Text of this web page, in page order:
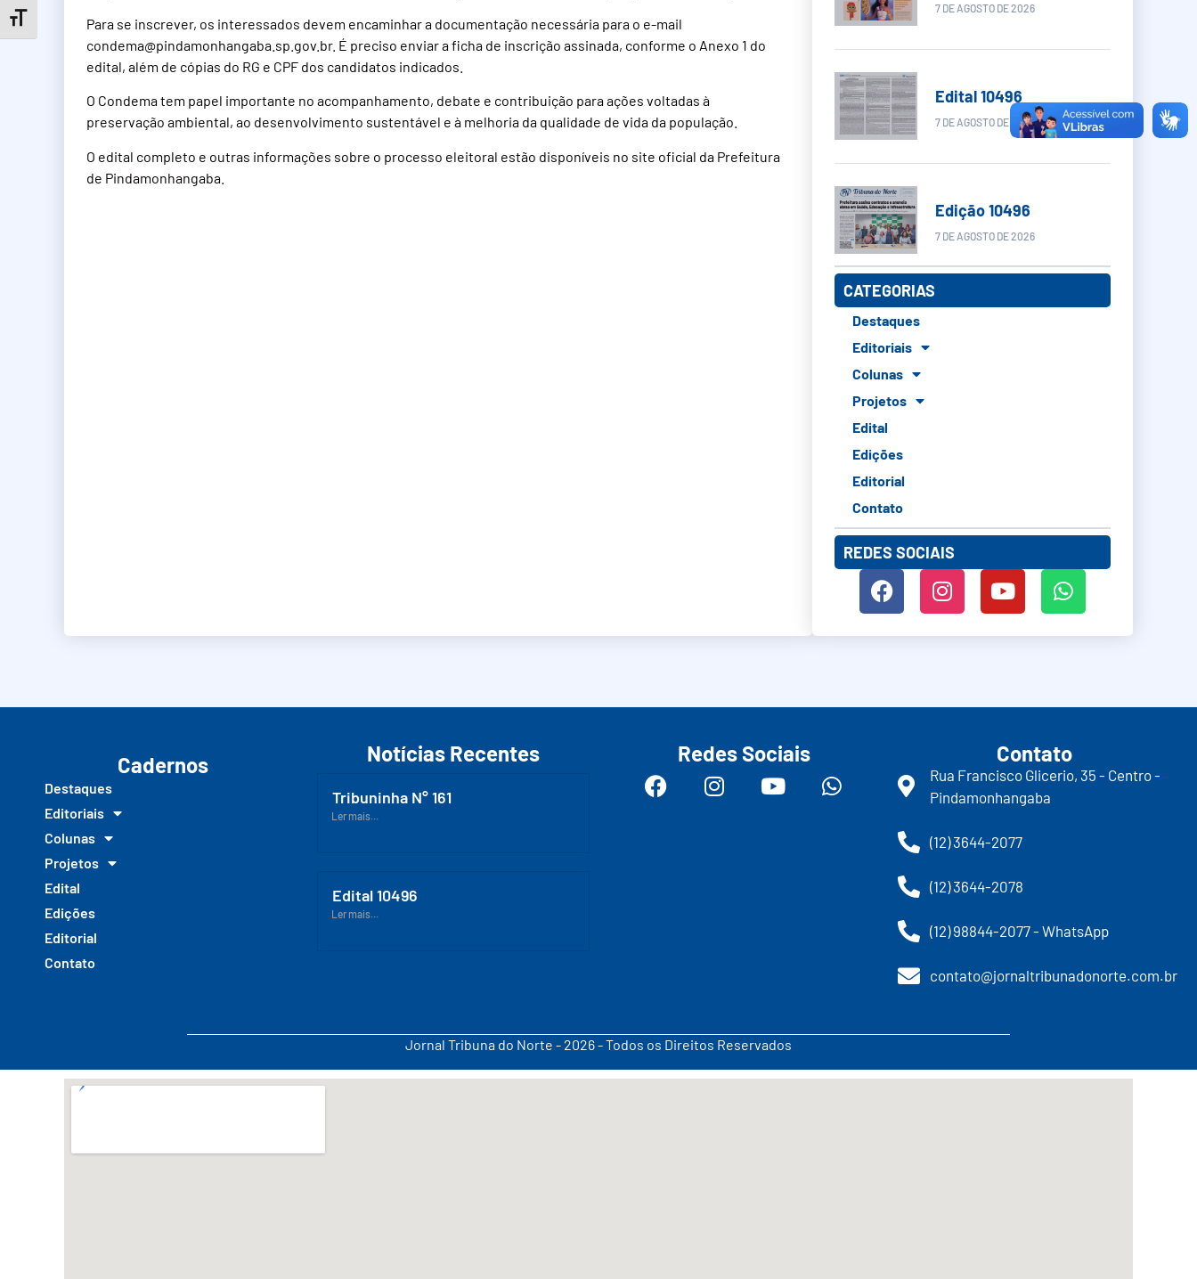
Toggle Font sizePara se inscrever, os interessados devem encaminhar a documentação necessária para o e-mail
condema@pindamonhangaba.sp.gov.br. É preciso enviar a ficha de inscrição assinada, conforme o Anexo 1 do
edital, além de cópias do RG e CPF dos candidatos indicados.
O Condema tem papel importante no acompanhamento, debate e contribuição para ações voltadas à
preservação ambiental, ao desenvolvimento sustentável e à melhoria da qualidade de vida da população.
O edital completo e outras informações sobre o processo eleitoral estão disponíveis no site oficial da Prefeitura
de Pindamonhangaba.
7 DE AGOSTO DE 2026
Edital 10496
7 DE AGOSTO DE 2026
Edição 10496
7 DE AGOSTO DE 2026
CATEGORIAS
Destaques
Editoriais
Colunas
Projetos
Edital
Edições
Editorial
Contato
REDES SOCIAIS
Cadernos
Destaques
Editoriais
Colunas
Projetos
Edital
Edições
Editorial
Contato
Notícias Recentes
Tribuninha N° 161
Ler mais...
Edital 10496
Ler mais...
Redes Sociais Contato
Rua Francisco Glicerio, 35 - Centro -
Pindamonhangaba
(12) 3644-2077
(12) 3644-2078
(12) 98844-2077 - WhatsApp
contato@jornaltribunadonorte.com.br
Jornal Tribuna do Norte - 2026 - Todos os Direitos Reservados